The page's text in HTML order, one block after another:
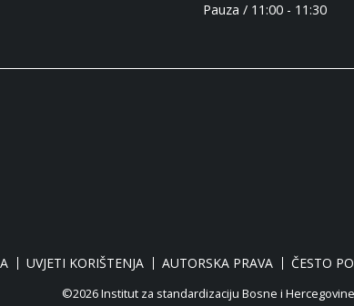
Pauza / 11:00 - 11:30
UVJETI KORIŠTENJA AUTORSKA PRAVA ČESTO
©2026 Institut za standardizaciju Bosne i